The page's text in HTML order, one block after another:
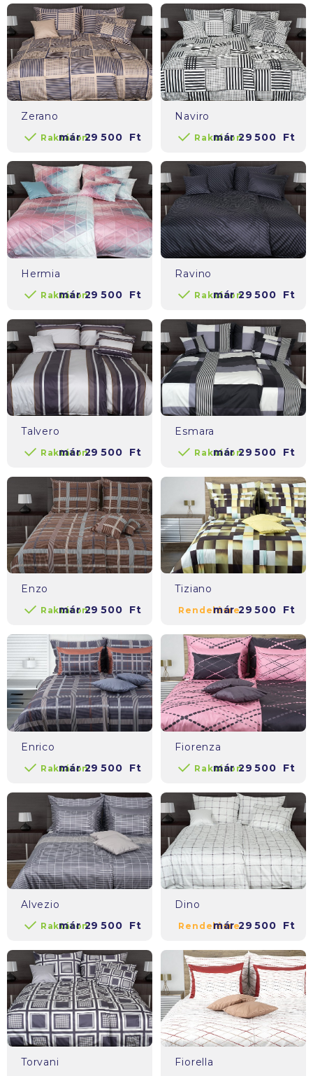
Zerano
Raktáron
már29 500 Ft
Naviro
Raktáron
már29 500 Ft
Hermia
Raktáron
már29 500 Ft
Ravino
Raktáron
már29 500 Ft
Talvero
Raktáron
már29 500 Ft
Esmara
Raktáron
már29 500 Ft
Enzo
Raktáron
már29 500 Ft
Tiziano
Rendelésre
már29 500 Ft
Enrico
Raktáron
már29 500 Ft
Fiorenza
Raktáron
már29 500 Ft
Alvezio
Raktáron
már29 500 Ft
Dino
Rendelésre
már29 500 Ft
Torvani Fiorella